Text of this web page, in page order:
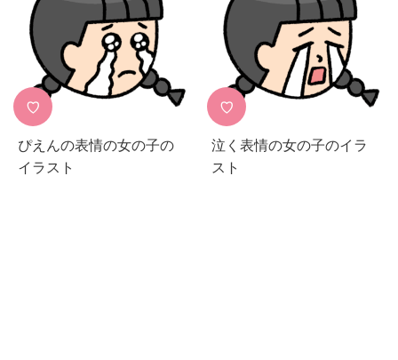
♡
ぴえんの表情の女の子の
イラスト
♡
泣く表情の女の子のイラ
スト